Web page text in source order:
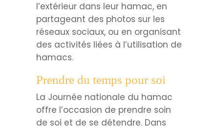
l’extérieur dans leur hamac, en
partageant des photos sur les
réseaux sociaux, ou en organisant
des activités liées à l’utilisation de
hamacs.
Prendre du temps pour soi
La Journée nationale du hamac
offre l’occasion de prendre soin
de soi et de se détendre. Dans